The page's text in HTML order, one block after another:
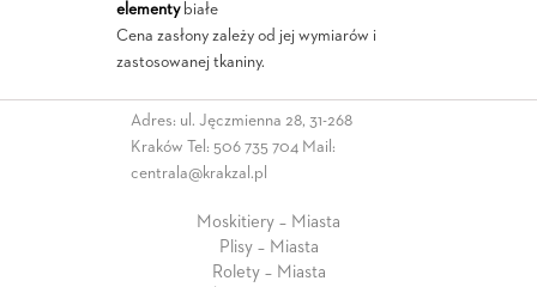
elementybiałe
Cena zasłony zależy od jej wymiarów i
zastosowanej tkaniny.
Adres: ul. Jęczmienna 28, 31-268
Kraków Tel: 506 735 704 Mail:
centrala@krakzal.pl
Moskitiery – Miasta
Plisy – Miasta
Rolety – Miasta